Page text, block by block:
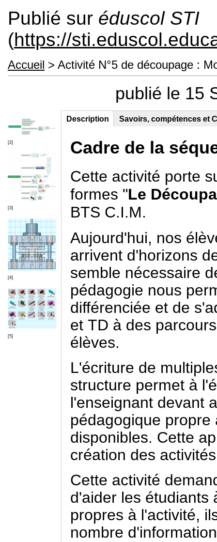
Publié sur éduscol STI
(https://
Accueil > Activité N°5 de découpage :
publié le 15
[2]
[3]
[4]
[5]
Contenu principal
Description (onglet
actif)
Savoirs, compétences et
Cadre de la
Cette activité porte
formes "Le
BTS C.I.M.
Aujourd'hui, nos
arrivent d'horizons
semble nécessaire
pédagogie nous
différenciée et de
et TD à des
élèves.
L'écriture de
structure permet à
l'enseignant devant
pédagogique
disponibles. Cette
création des
Cette activité
d'aider les étudiants
propres à l'activité,
nombre